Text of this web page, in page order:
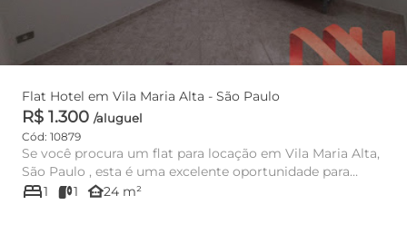
Flat Hotel em Vila Maria Alta - São Paulo
R$ 1.300 /aluguel
Cód: 10879
Se você procura um flat para locação em Vila Maria Alta,
São Paulo , esta é uma excelente oportunidade para
morar com ...
bed1 1 other_houses24 m²